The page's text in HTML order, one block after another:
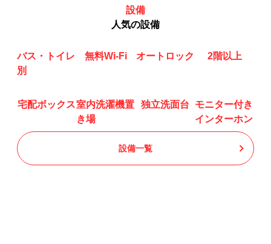
設備
人気の設備
バス・トイレ
別
無料Wi-Fi オートロック 2階以上
宅配ボックス室内洗濯機置
き場
独立洗面台
モニター付き
インターホン
設備一覧